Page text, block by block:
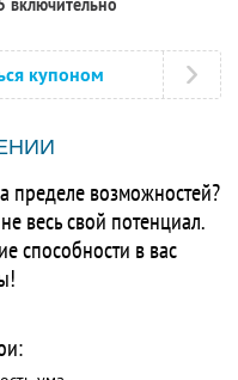
включительно
купоном
пределе возможностей?
весь свой потенциал.
способности в вас